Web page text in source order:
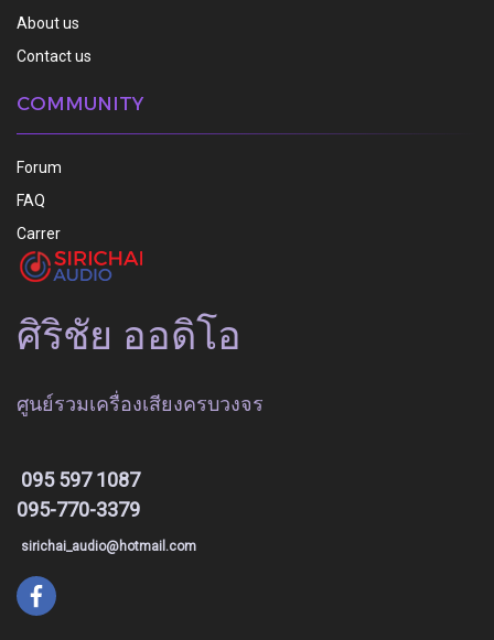
About us
Contact us
COMMUNITY
Forum
FAQ
Carrer
ศิริชัย ออดิโอ
ศูนย์รวมเครื่องเสียงครบวงจร
095 597 1087
095-770-3379
sirichai_audio@hotmail.com